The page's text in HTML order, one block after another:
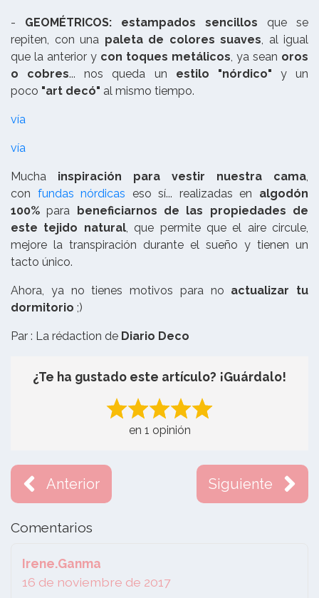
- GEOMÉTRICOS: estampados sencillos que se
repiten, con una paleta de colores suaves, al igual
que la anterior y con toques metálicos, ya sean oros
o cobres... nos queda un estilo "nórdico" y un
poco "art decó" al mismo tiempo.
vía
vía
Mucha inspiración para vestir nuestra cama,
con fundas nórdicas eso sí... realizadas en algodón
100% para beneficiarnos de las propiedades de
este tejido natural, que permite que el aire circule,
mejore la transpiración durante el sueño y tienen un
tacto único.
Ahora, ya no tienes motivos para no actualizar tu
dormitorio ;)
Par : La rédaction de Diario Deco
¿Te ha gustado este artículo? ¡Guárdalo!
en 1 opinión
Anterior Siguiente
Comentarios
Irene.Ganma
16 de noviembre de 2017